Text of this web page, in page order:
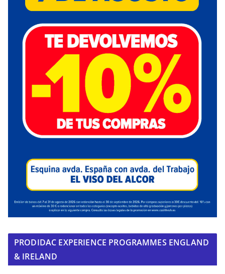
PRODIDAC EXPERIENCE PROGRAMMES ENGLAND
& IRELAND